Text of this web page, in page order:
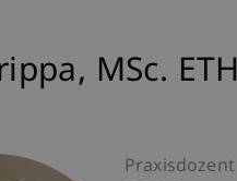
MSc. ETH
Praxisdozent